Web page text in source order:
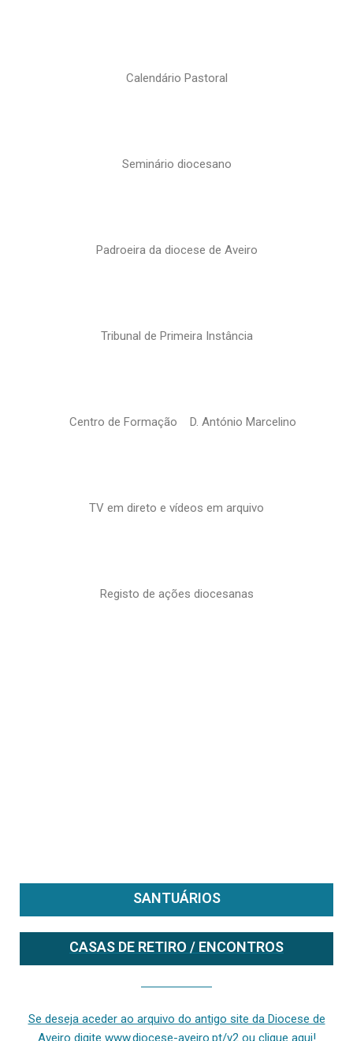
Calendário Pastoral
Seminário diocesano
Padroeira da diocese de Aveiro
Tribunal de Primeira Instância
Centro de Formação D. António Marcelino
TV em direto e vídeos em arquivo
Registo de ações diocesanas
SANTUÁRIOS
CASAS DE RETIRO / ENCONTROS
Se deseja aceder ao arquivo do antigo site da Diocese de
Aveiro digite www.diocese-aveiro.pt/v2 ou clique aqui!